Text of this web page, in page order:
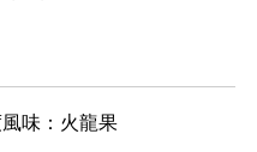
味：火龍果